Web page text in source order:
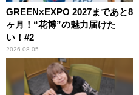
GREEN×EXPO 2027まであと8
ヶ月！“花博”の魅力届けた
い！#2
2026.08.05